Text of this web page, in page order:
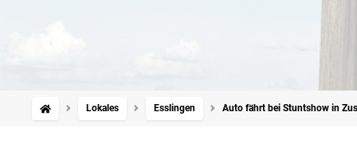
Lokales Esslingen Auto fährt bei Stuntshow in